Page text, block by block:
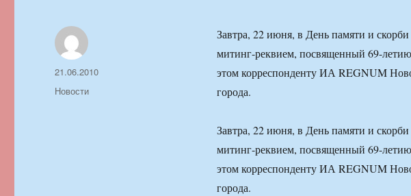
Завтра, 22 июня, в День памяти и
митинг-реквием, посвященный 69-
этом корреспонденту ИА REGNUM
города.
Завтра, 22 июня, в День памяти и
митинг-реквием, посвященный 69-
этом корреспонденту ИА REGNUM
города.
Автор
Опубликовано
21.06.2010
Рубрики
Новости